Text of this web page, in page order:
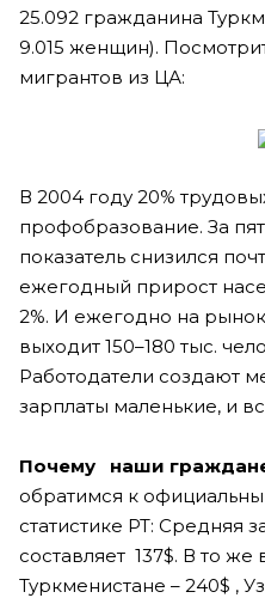
25.092 гражданина
9.015 женщин).
мигрантов из ЦА:
В 2004 году 20%
профобразование. За
показатель снизился
ежегодный прирост
2%. И ежегодно на
выходит 150–180 тыс.
Работодатели создают
зарплаты маленькие, и
Почему наши
обратимся к
статистике РТ: Средняя
составляет 137$. В то
Туркменистане – 240$ ,